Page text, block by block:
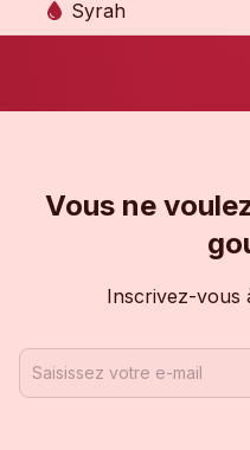
Syrah
Vous ne
Inscrivez-vous